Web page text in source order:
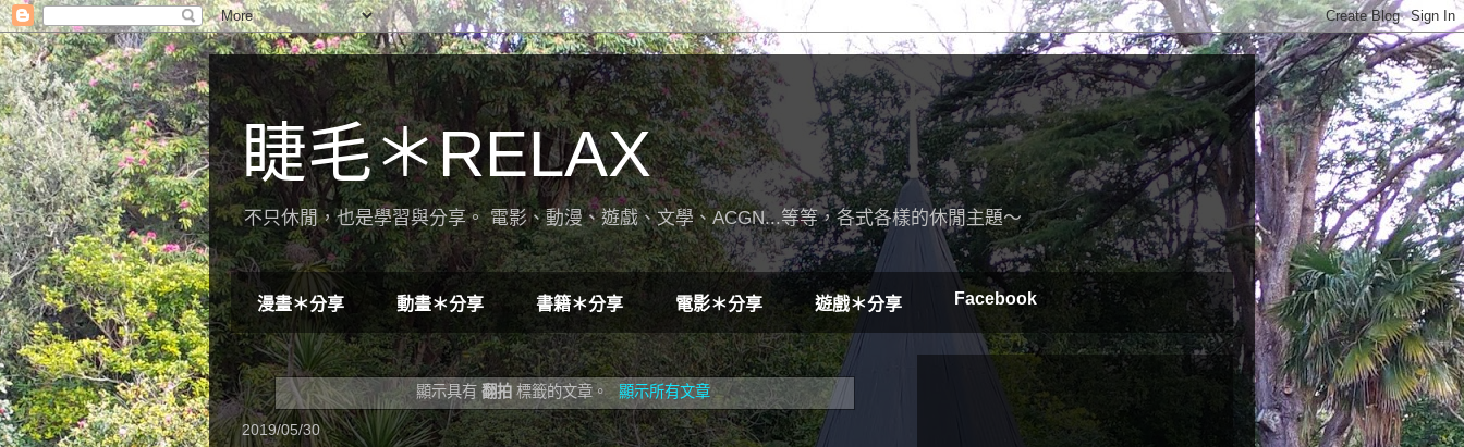
睫毛＊RELAX
不只休閒，也是學習與分享。 電影、動漫、遊戲、文學、ACGN...等等，各式各樣的休閒主題～
漫畫＊分享 動畫＊分享 書籍＊分享 電影＊分享 遊戲＊分享 Facebook
顯示具有翻拍 標籤的文章。 顯示所有文章
2019/05/30